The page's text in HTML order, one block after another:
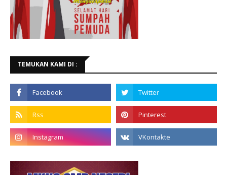
TEMUKAN KAMI DI :